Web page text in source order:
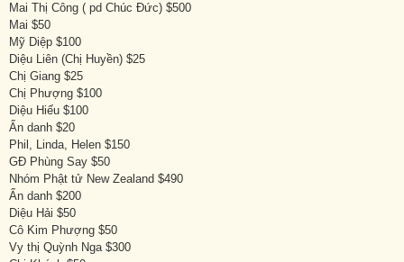
Mai Thị Công ( pd Chúc Đức) $500
Mai $50
Mỹ Diệp $100
Diệu Liên (Chị Huyền) $25
Chị Giang $25
Chị Phượng $100
Diệu Hiếu $100
Ẩn danh $20
Phil, Linda, Helen $150
GĐ Phùng Say $50
Nhóm Phật tử New Zealand $490
Ẩn danh $200
Diệu Hải $50
Cô Kim Phượng $50
Vy thị Quỳnh Nga $300